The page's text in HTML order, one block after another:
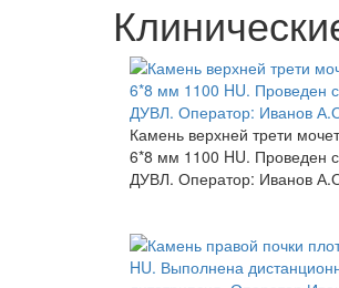
Камень верхней трети
6*8 мм 1100 HU. Проведен
ДУВЛ. Оператор: Иванов